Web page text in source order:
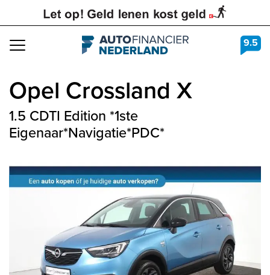
Navigation 9.5
Opel Crossland X
1.5 CDTI Edition *1ste
Eigenaar*Navigatie*PDC*